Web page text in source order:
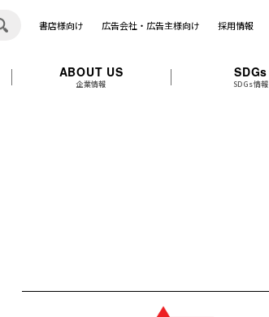
書店様向け 広告会社・広告主様向け 採用情報
ABOUT US
企業情報
SDGs
SDGs情報